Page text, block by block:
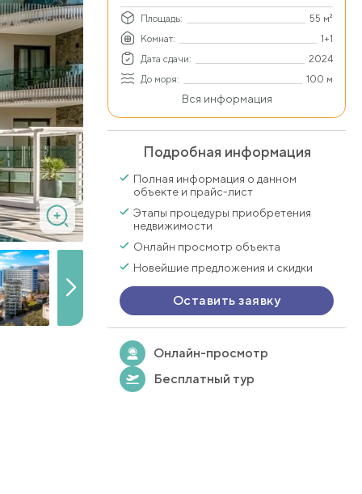
Площадь:
55 м²
Комнат:
1+1
Дата сдачи:
2024
До моря:
100 м
Вся информация
Подробная информация
Полная информация о данном
объекте и прайс-лист
Этапы процедуры приобретения
недвижимости
Онлайн просмотр объекта
Новейшие предложения и скидки
Оставить заявку
Онлайн-просмотр
Бесплатный тур